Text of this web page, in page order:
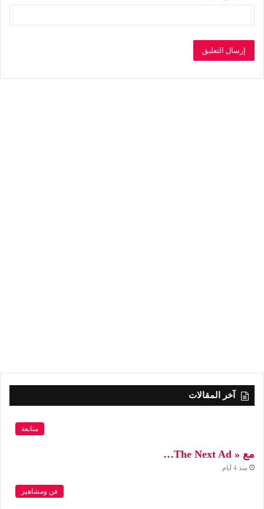
آخر المقالات
متابعة
مع « The Next Ad…
منذ 4 أيام
فن ومشاهير